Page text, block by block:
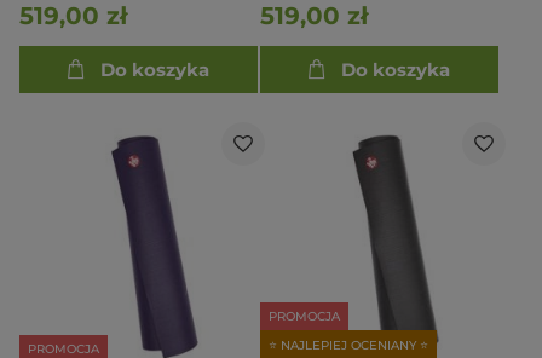
519,00 zł
Do koszyka
519,00 zł
Do koszyka
PROMOCJA
PROMOCJA
⭐ NAJLEPIEJ OCENIANY ⭐